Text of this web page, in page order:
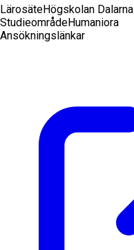
LärosäteHögskolan Dalarna
StudieområdeHumaniora
Ansökningslänkar